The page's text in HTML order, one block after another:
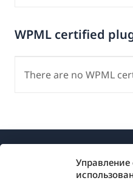
Управление
WPML certified
There are no WPML